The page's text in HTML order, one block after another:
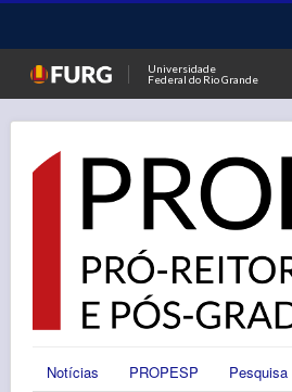
Universidade
Federal do Rio Grande
Notícias PROPESP Pesquisa